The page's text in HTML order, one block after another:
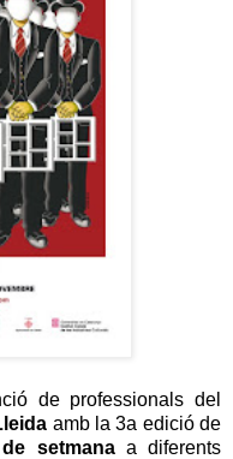
de professionals del
amb la 3a edició de
setmanaa diferents